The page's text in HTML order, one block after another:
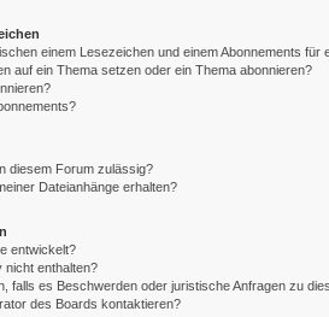
einem Lesezeichen und einem Abonnements für
auf ein Thema setzen oder ein Thema abonnieren?
diesem Forum zulässig?
Dateianhänge erhalten?
entwickelt?
nicht enthalten?
falls es Beschwerden oder juristische Anfragen zu
des Boards kontaktieren?